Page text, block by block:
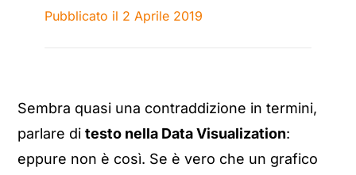
Pubblicato il 2 Aprile 2019
Sembra quasi una contraddizione in termini,
parlare ditesto nella Data Visualization:
eppure non è così. Se è vero che un grafico